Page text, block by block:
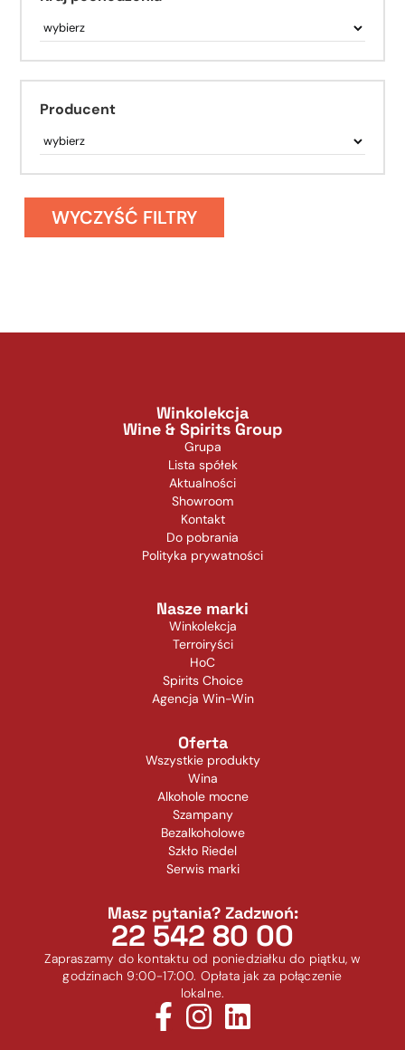
Producent
WYCZYŚĆ FILTRY
Winkolekcja
Wine & Spirits Group
Grupa
Lista spółek
Aktualności
Showroom
Kontakt
Do pobrania
Polityka prywatności
Nasze marki
Winkolekcja
Terroiryści
HoC
Spirits Choice
Agencja Win-Win
Oferta
Wszystkie produkty
Wina
Alkohole mocne
Szampany
Bezalkoholowe
Szkło Riedel
Serwis marki
Masz pytania? Zadzwoń:
22 542 80 00
Zapraszamy do kontaktu od poniedziałku do piątku, w
godzinach 9:00-17:00. Opłata jak za połączenie
lokalne.